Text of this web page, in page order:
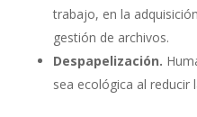
trabajo, en la
gestión de archivos.
Despapelización.
sea ecológica al reducir